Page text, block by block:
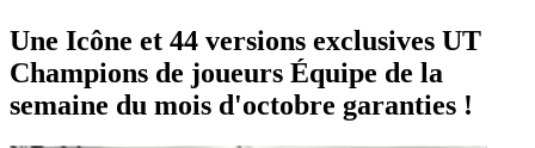
Une Icône et 44 versions exclusives UT
Champions de joueurs Équipe de la
semaine du mois d'octobre garanties !